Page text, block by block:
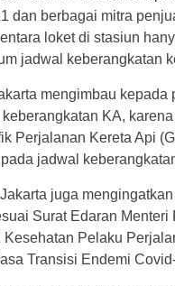
dan berbagai mitra
loket di stasiun
jadwal keberangkatan
mengimbau kepada
KA,
Perjalanan Kereta Api
jadwal
juga
Surat Edaran Menteri
Pelaku
Transisi Endemi